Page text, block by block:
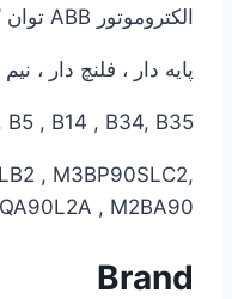
الکتروموتور ABB توان ۲٫۲KW دور ۳۰۰۰ سه فاز
پایه دار ، فلنچ دار ،
B5 , B14 , B34, B35
, M3BP90SLC2,
, M2BA90
Brand